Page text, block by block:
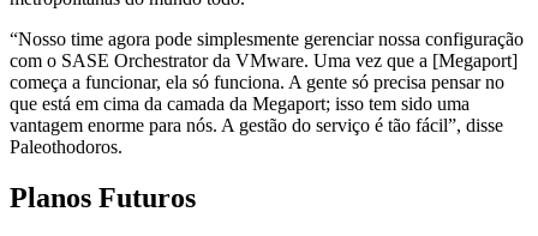
“Nosso time agora pode simplesmente gerenciar nossa configuração
com o SASE Orchestrator da VMware. Uma vez que a [Megaport]
começa a funcionar, ela só funciona. A gente só precisa pensar no
que está em cima da camada da Megaport; isso tem sido uma
vantagem enorme para nós. A gestão do serviço é tão fácil”, disse
Paleothodoros.
Planos Futuros